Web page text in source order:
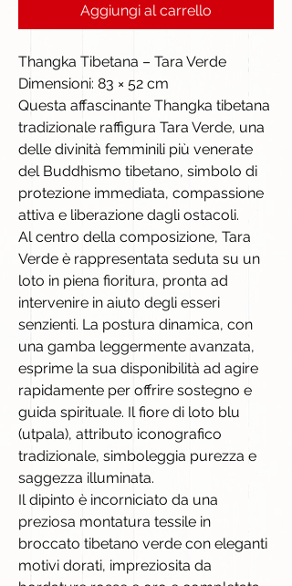
Aggiungi al carrello
Thangka Tibetana – Tara Verde
Dimensioni: 83 × 52 cm
Questa affascinante Thangka tibetana
tradizionale raffigura Tara Verde, una
delle divinità femminili più venerate
del Buddhismo tibetano, simbolo di
protezione immediata, compassione
attiva e liberazione dagli ostacoli.
Al centro della composizione, Tara
Verde è rappresentata seduta su un
loto in piena fioritura, pronta ad
intervenire in aiuto degli esseri
senzienti. La postura dinamica, con
una gamba leggermente avanzata,
esprime la sua disponibilità ad agire
rapidamente per offrire sostegno e
guida spirituale. Il fiore di loto blu
(utpala), attributo iconografico
tradizionale, simboleggia purezza e
saggezza illuminata.
Il dipinto è incorniciato da una
preziosa montatura tessile in
broccato tibetano verde con eleganti
motivi dorati, impreziosita da